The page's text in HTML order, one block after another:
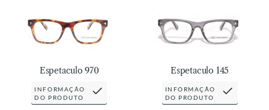
Espetaculo 970
INFORMAÇÃO
DO PRODUTO
Espetaculo 145
INFORMAÇÃO
DO PRODUTO